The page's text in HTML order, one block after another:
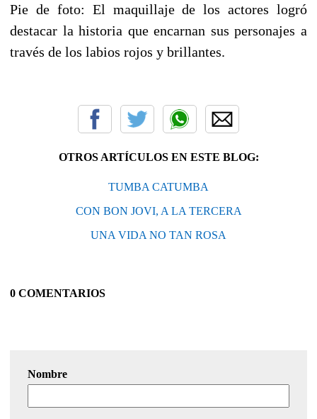
Pie de foto: El maquillaje de los actores logró
destacar la historia que encarnan sus personajes a
través de los labios rojos y brillantes.
OTROS ARTÍCULOS EN ESTE BLOG:
TUMBA CATUMBA
CON BON JOVI, A LA TERCERA
UNA VIDA NO TAN ROSA
0 COMENTARIOS
Nombre